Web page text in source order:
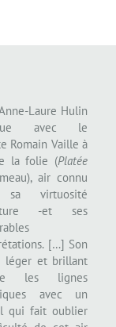
Laure Hulin
avec le
Romain Vaille à
la folie (Platée
air connu
sa virtuosité
-et ses
[…] Son
léger et brillant
les lignes
avec un
qui fait oublier